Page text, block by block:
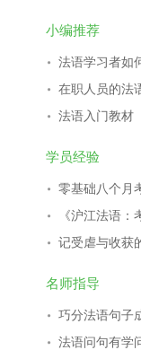
小编推荐
在职人员的法
法语入门教材
学员经验
记受虐与收获
名师指导
巧分法语句子
法语问句有学